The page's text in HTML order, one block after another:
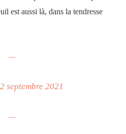
est aussi là, dans la tendresse
—
septembre 2021
—